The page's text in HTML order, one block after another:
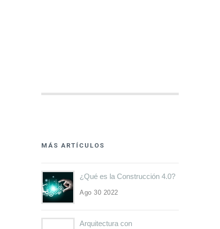
MÁS ARTÍCULOS
¿Qué es la Construcción 4.0?
Ago 30 2022
Arquitectura con